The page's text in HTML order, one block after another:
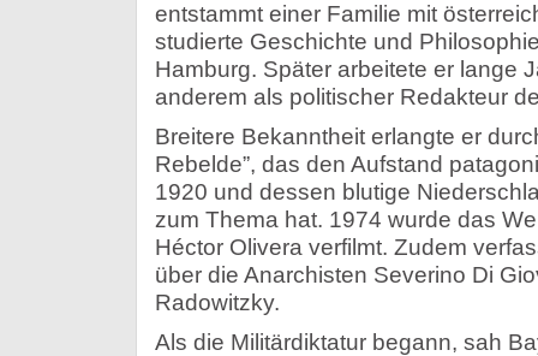
entstammt einer Familie mit
studierte Geschichte und
Hamburg. Später arbeitete er lange
anderem als politischer Redakteur
Breitere Bekanntheit erlangte er
Rebelde”, das den Aufstand
1920 und dessen blutige
zum Thema hat. 1974 wurde das
Héctor Olivera verfilmt. Zudem
über die Anarchisten Severino Di
Radowitzky.
Als die Militärdiktatur begann, sah